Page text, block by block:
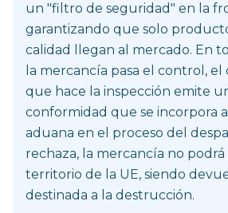
un "filtro de seguridad" en la
garantizando que solo
calidad llegan al mercado. En
la mercancía pasa el control,
que hace la inspección emite
conformidad que se incorpora
aduana en el proceso del
rechaza, la mercancía no podrá
territorio de la UE, siendo
destinada a la destrucción.